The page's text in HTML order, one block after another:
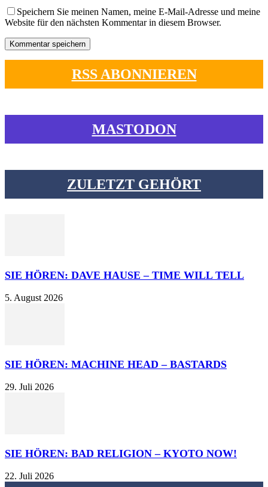
Speichern Sie meinen Namen, meine E-Mail-Adresse und meine
Website für den nächsten Kommentar in diesem Browser.
RSS ABONNIEREN
MASTODON
ZULETZT GEHÖRT
SIE HÖREN: DAVE HAUSE – TIME WILL TELL
5. August 2026
SIE HÖREN: MACHINE HEAD – BASTARDS
29. Juli 2026
SIE HÖREN: BAD RELIGION – KYOTO NOW!
22. Juli 2026